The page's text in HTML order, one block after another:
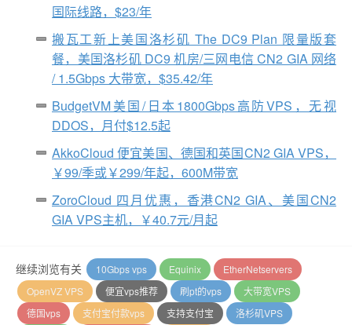
国际线路，$23/年
搬瓦工新上美国洛杉矶 The DC9 Plan 限量版套
餐，美国洛杉矶 DC9 机房/三网电信 CN2 GIA 网络
/ 1.5Gbps 大带宽，$35.42/年
BudgetVM美国/日本1800Gbps高防VPS，无视
DDOS，月付$12.5起
AkkoCloud 便宜美国、德国和英国CN2 GIA VPS，
￥99/季或￥299/年起，600M带宽
ZoroCloud 四月优惠，香港CN2 GIA、美国CN2
GIA VPS主机，￥40.7元/月起
继续浏览有关 10Gbps vps Equinix
EtherNetservers
OpenVZ VPS
便宜vps推荐 刷pt的vps
大带宽VPS
德国vps
支付宝付款vps 支持支付宝
洛杉矶VPS